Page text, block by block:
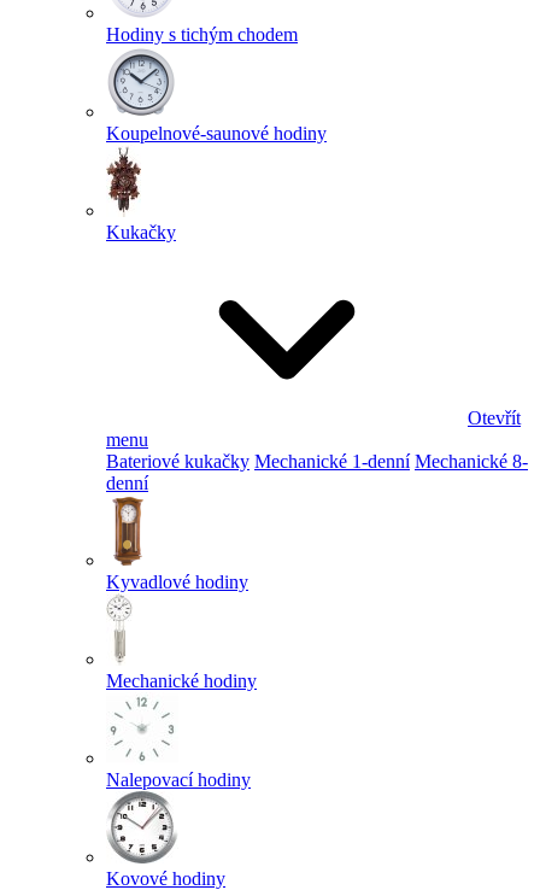
Hodiny s tichým chodem
Koupelnové-saunové hodiny
Kukačky
Otevřít
menu
Bateriové kukačky Mechanické 1-denní Mechanické 8-
denní
Kyvadlové hodiny
Mechanické hodiny
Nalepovací hodiny
Kovové hodiny